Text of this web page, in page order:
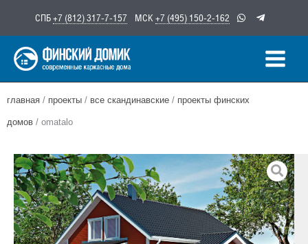
содержимому
СПБ+7 (812) 317-7-157 МСК +7 (495) 150-2-162
главная / проекты / все скандинавские / проекты финских
домов / omatalo